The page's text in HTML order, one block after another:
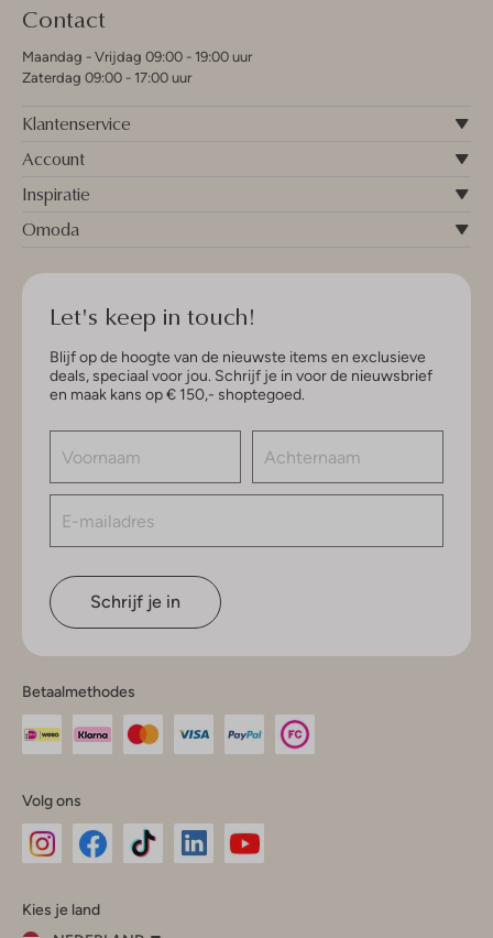
Contact
Maandag - Vrijdag 09:00 - 19:00 uur
Zaterdag 09:00 - 17:00 uur
Klantenservice
Account
Inspiratie
Omoda
Let's keep in touch!
Blijf op de hoogte van de nieuwste items en exclusieve
deals, speciaal voor jou. Schrijf je in voor de nieuwsbrief
en maak kans op € 150,- shoptegoed.
Schrijf je in
Betaalmethodes
Volg ons
InstagramFacebook
Kies je land